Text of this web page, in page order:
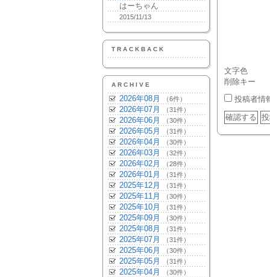
はーちゃん
2015/11/13
TRACKBACK
ARCHIVE
2026年08月 （6件）
2026年07月 （31件）
2026年06月 （30件）
2026年05月 （31件）
2026年04月 （30件）
2026年03月 （32件）
2026年02月 （28件）
2026年01月 （31件）
2025年12月 （31件）
2025年11月 （30件）
2025年10月 （31件）
2025年09月 （30件）
2025年08月 （31件）
2025年07月 （31件）
2025年06月 （30件）
2025年05月 （31件）
2025年04月 （30件）
文字色
削除キー
投稿者情